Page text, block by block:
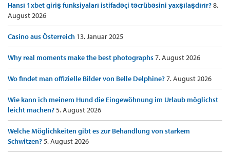
Hansı 1xbet giriş funksiyaları istifadəçi təcrübəsini yaxşılaşdırır?8.
August 2026
Casino aus Österreich 13. Januar 2025
Why real moments make the best photographs7. August 2026
Wo findet man offizielle Bilder von Belle Delphine?7. August 2026
Wie kann ich meinem Hund die Eingewöhnung im Urlaub möglichst
leicht machen?5. August 2026
Welche Möglichkeiten gibt es zur Behandlung von starkem
Schwitzen?5. August 2026